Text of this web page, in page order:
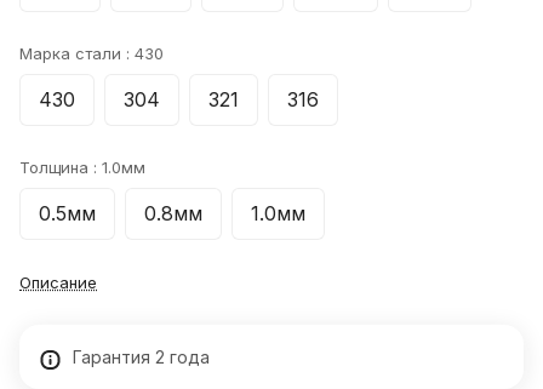
Марка стали : 430
430 304 321 316
Толщина : 1.0мм
0.5мм 0.8мм 1.0мм
Описание
Гарантия 2 года